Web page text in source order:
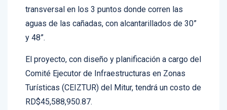
Además, la construcción de un drenaje
transversal en los 3 puntos donde corren las
aguas de las cañadas, con alcantarillados de 30”
El proyecto, con diseño y planificación a cargo del
Comité Ejecutor de Infraestructuras en Zonas
Turísticas (CEIZTUR) del Mitur, tendrá un costo de